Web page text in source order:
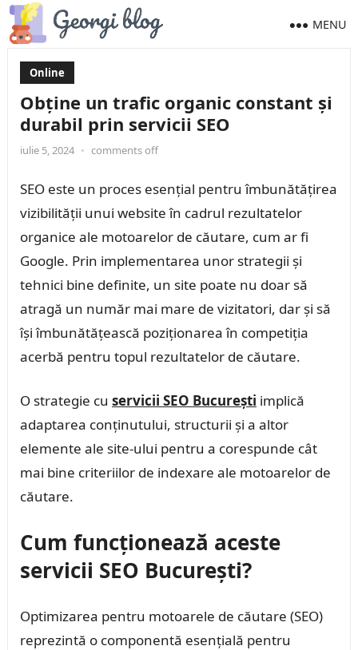
MENU
Online
Obține un trafic organic constant și
durabil prin servicii SEO
iulie 5, 2024 • comments off
SEO este un proces esențial pentru îmbunătățirea
vizibilității unui website în cadrul rezultatelor
organice ale motoarelor de căutare, cum ar fi
Google. Prin implementarea unor strategii și
tehnici bine definite, un site poate nu doar să
atragă un număr mai mare de vizitatori, dar și să
își îmbunătățească poziționarea în competiția
acerbă pentru topul rezultatelor de căutare.
O strategie cu servicii SEO București implică
adaptarea conținutului, structurii și a altor
elemente ale site-ului pentru a corespunde cât
mai bine criteriilor de indexare ale motoarelor de
căutare.
Cum funcționează aceste
servicii SEO București?
Optimizarea pentru motoarele de căutare (SEO)
reprezintă o componentă esențială pentru